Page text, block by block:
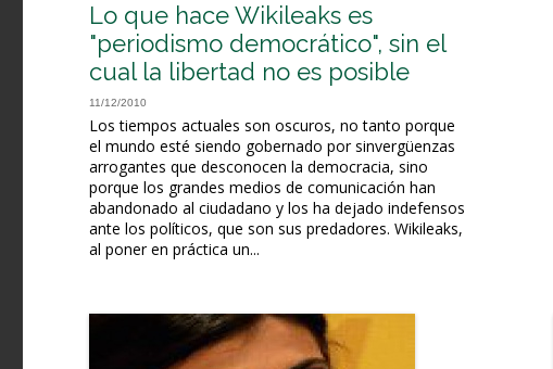
Lo que hace Wikileaks es
"periodismo democrático", sin el
cual la libertad no es posible
11/12/2010
Los tiempos actuales son oscuros, no tanto porque
el mundo esté siendo gobernado por sinvergüenzas
arrogantes que desconocen la democracia, sino
porque los grandes medios de comunicación han
abandonado al ciudadano y los ha dejado indefensos
ante los políticos, que son sus predadores. Wikileaks,
al poner en práctica un...